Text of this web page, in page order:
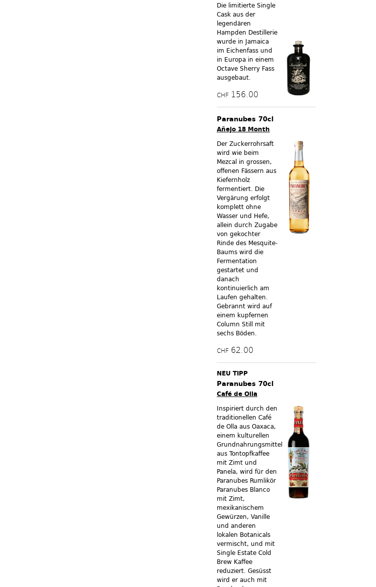
Die limitierte Single
Cask aus der
legendären
Hampden Destillerie
wurde in Jamaica
im Eichenfass und
in Europa in einem
Octave Sherry Fass
ausgebaut.
CHF 156.00
Paranubes 70cl
Añejo 18 Month
Der Zuckerrohrsaft
wird wie beim
Mezcal in grossen,
offenen Fässern aus
Kiefernholz
fermentiert. Die
Vergärung erfolgt
komplett ohne
Wasser und Hefe,
allein durch Zugabe
von gekochter
Rinde des Mesquite-
Baums wird die
Fermentation
gestartet und
danach
kontinuierlich am
Laufen gehalten.
Gebrannt wird auf
einem kupfernen
Column Still mit
sechs Böden.
CHF 62.00
NEU TIPP
Paranubes 70cl
Café de Olla
Inspiriert durch den
traditionellen Café
de Olla aus Oaxaca,
einem kulturellen
Grundnahrungsmittel
aus Tontopfkaffee
mit Zimt und
Panela, wird für den
Paranubes Rumlikör
Paranubes Blanco
mit Zimt,
mexikanischem
Gewürzen, Vanille
und anderen
lokalen Botanicals
vermischt, und mit
Single Estate Cold
Brew Kaffee
reduziert. Gesüsst
wird er auch mit